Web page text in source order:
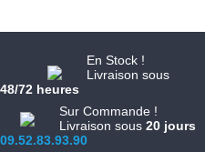
En Stock !
Livraison sous
48/72 heures
Sur Commande !
Livraison sous 20 jours
09.52.83.93.90